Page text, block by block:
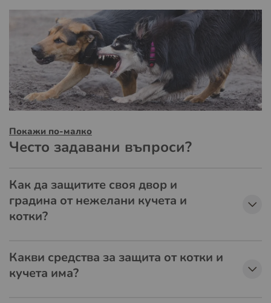
Покажи по-малко
Често задавани въпроси?
Как да защитите своя двор и
градина от нежелани кучета и
котки?
Какви средства за защита от котки и
кучета има?